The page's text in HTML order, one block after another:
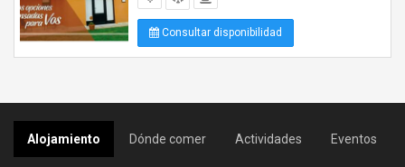
Consultar disponibilidad
Alojamiento Dónde comer Actividades Eventos